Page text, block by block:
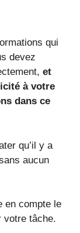
qui
devez
et
à votre
dans ce
qu’il y a
aucun
en compte le
votre tâche.